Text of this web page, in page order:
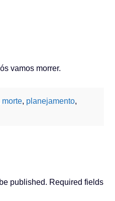
vamos morrer.
morte, planejamento,
published. Required fields